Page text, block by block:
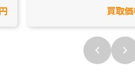
買取